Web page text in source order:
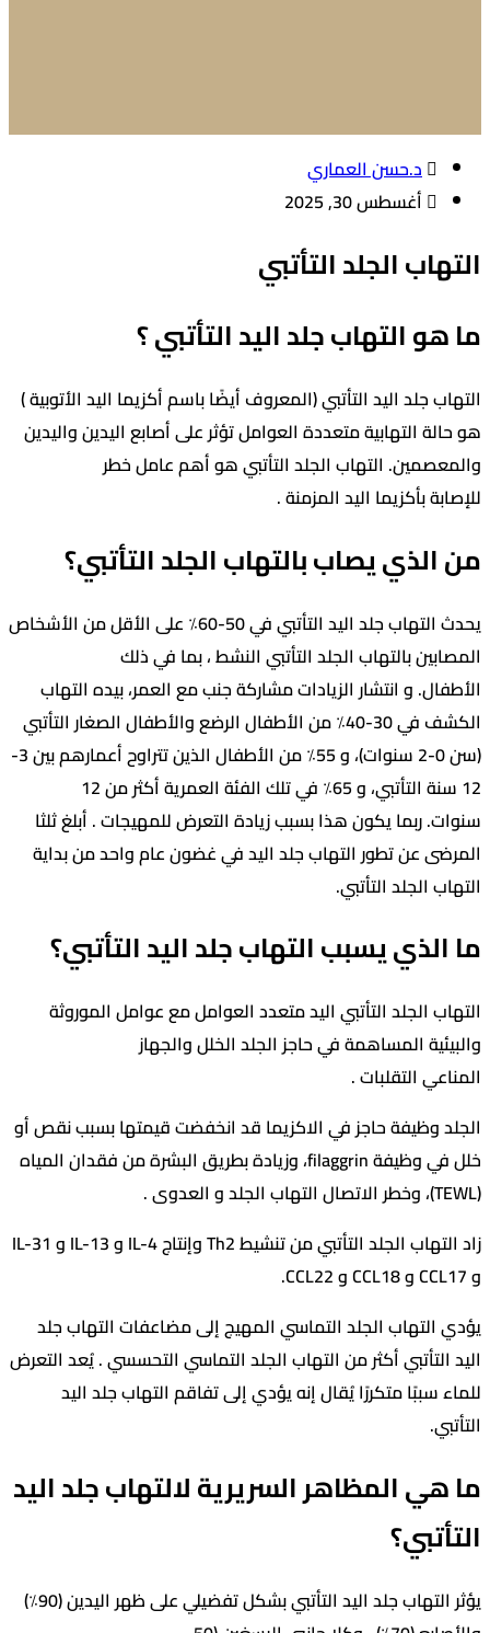
د.حسن العماري
أغسطس 30, 2025
الجلد التأتبي
التهاب جلد اليد التأتبي ؟
جلد اليد التأتبي (المعروف أيضًا باسم أكزيما اليد الأتوبية )
التهابية متعددة العوامل تؤثر على أصابع اليدين واليدين
التهاب الجلد التأتبي هو أهم عامل خطر
بأكزيما اليد المزمنة .
يصاب بالتهاب الجلد التأتبي؟
يحدث التهاب جلد اليد التأتبي في 50-60٪ على الأقل من الأشخاص
بالتهاب الجلد التأتبي النشط ، بما في ذلك
و انتشار الزيادات مشاركة جنب مع العمر، بيده التهاب
الكشف في 30-40٪ من الأطفال الرضع والأطفال الصغار التأتبي
(سن 0-2 سنوات)، و 55٪ من الأطفال الذين تتراوح أعمارهم بين 3-
12 سنة التأتبي، و 65٪ في تلك الفئة العمرية أكثر من 12
ربما يكون هذا بسبب زيادة التعرض للمهيجات . أبلغ ثلثا
عن تطور التهاب جلد اليد في غضون عام واحد من بداية
التأتبي.
يسبب التهاب جلد اليد التأتبي؟
الجلد التأتبي اليد متعدد العوامل مع عوامل الموروثة
المساهمة في حاجز الجلد الخلل والجهاز
التقلبات .
وظيفة حاجز في الاكزيما قد انخفضت قيمتها بسبب نقص أو
خلل في وظيفة filaggrin، وزيادة بطريق البشرة من فقدان المياه
زاد التهاب الجلد التأتبي من تنشيط Th2 وإنتاج IL-4 و IL-13 و IL-31
الجلد التماسي المهيج إلى مضاعفات التهاب جلد
أكثر من التهاب الجلد التماسي التحسسي . يُعد التعرض
متكررًا يُقال إنه يؤدي إلى تفاقم التهاب جلد اليد
المظاهر السريرية لالتهاب جلد اليد
يؤثر التهاب جلد اليد التأتبي بشكل تفضيلي على ظهر اليدين (90٪)